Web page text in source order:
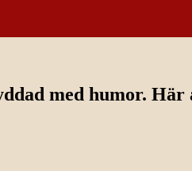
med humor. Här